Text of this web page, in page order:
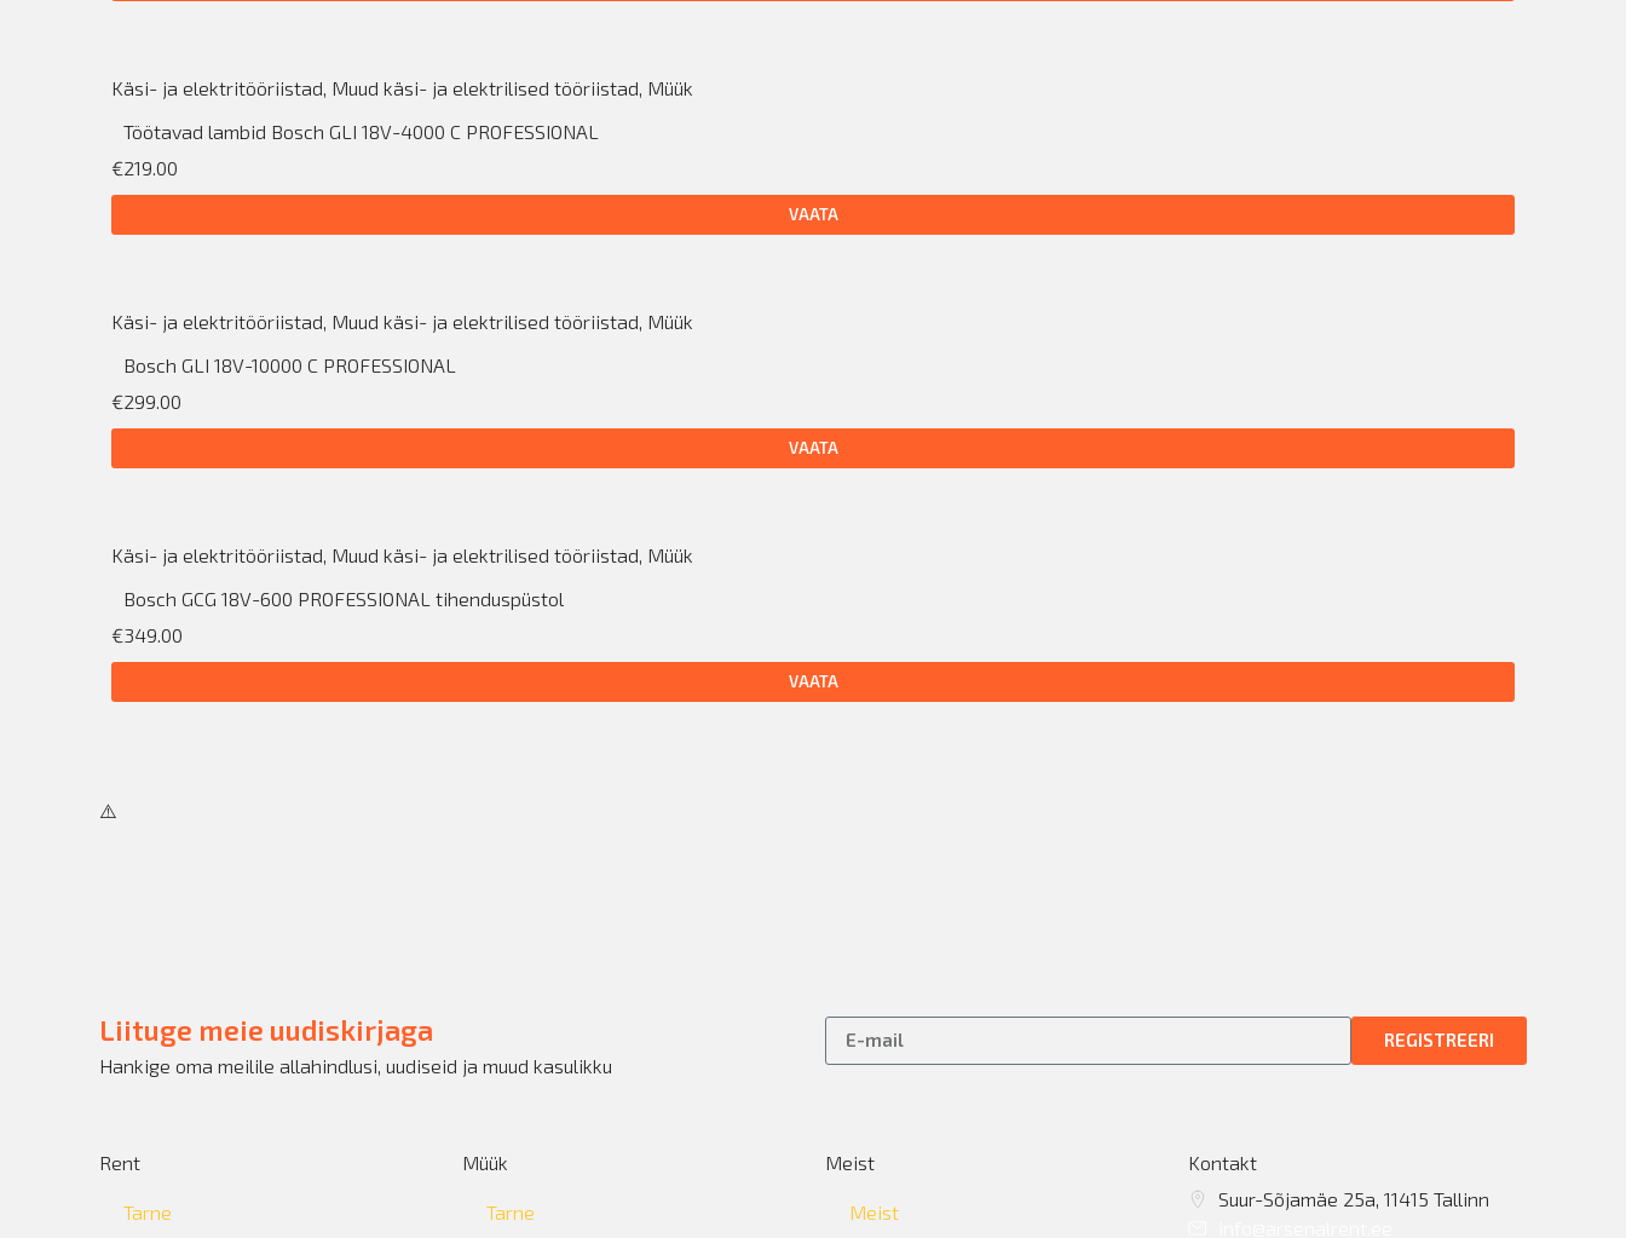
Käsi- ja elektritööriistad Muud käsi- ja elektrilised tööriistad Müük
Töötavad lambid Bosch GLI 18V-4000 C PROFESSIONAL
€219.00
VAATA
Käsi- ja elektritööriistad Muud käsi- ja elektrilised tööriistad Müük
Bosch GLI 18V-10000 C PROFESSIONAL
€299.00
VAATA
Käsi- ja elektritööriistad Muud käsi- ja elektrilised tööriistad Müük
Bosch GCG 18V-600 PROFESSIONAL tihenduspüstol
€349.00
VAATA
Liituge meie uudiskirjaga
Hankige oma meilile allahindlusi, uudiseid ja muud kasulikku
REGISTREERI
Rent
Tarne
Müük
Tarne
Meist
Meist
Kontakt
Suur-Sõjamäe 25a, 11415 Tallinn